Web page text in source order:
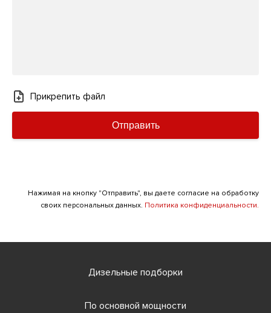
Прикрепить файл
Отправить
Нажимая на кнопку "Отправить", вы даете согласие на обработку
своих персональных данных. Политика конфиденциальности.
Дизельные подборки
По основной мощности